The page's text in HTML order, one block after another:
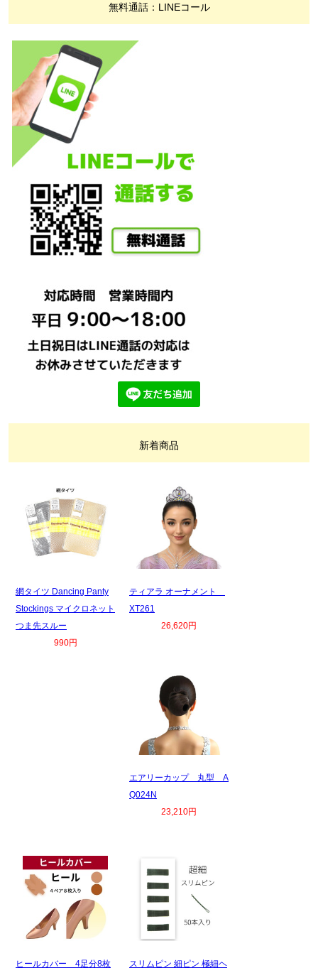
無料通話：LINEコール
新着商品
網タイツ Dancing Panty
Stockings マイクロネット
つま先スルー
990円
ティアラ オーナメント
XT261
26,620円
エアリーカップ 丸型 A
Q024N
23,210円
ヒールカバー 4足分8枚
スリムピン 細ピン 極細ヘ